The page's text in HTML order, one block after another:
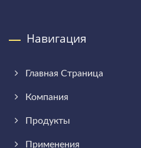
Навигация
Главная Страница
Компания
Продукты
Применения